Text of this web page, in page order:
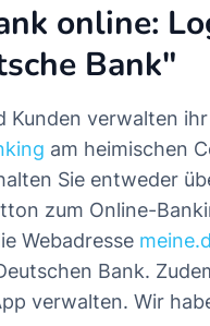
online:
Bank"
Kunden verwalten
am heimischen
Sie entweder
zum Online-
Webadresse
Bank.
verwalten. Wir